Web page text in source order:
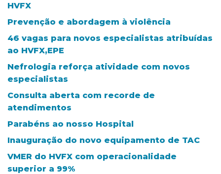
HVFX
Prevenção e abordagem à violência
46 vagas para novos especialistas atribuídas
ao HVFX,EPE
Nefrologia reforça atividade com novos
especialistas
Consulta aberta com recorde de
atendimentos
Parabéns ao nosso Hospital
Inauguração do novo equipamento de TAC
VMER do HVFX com operacionalidade
superior a 99%